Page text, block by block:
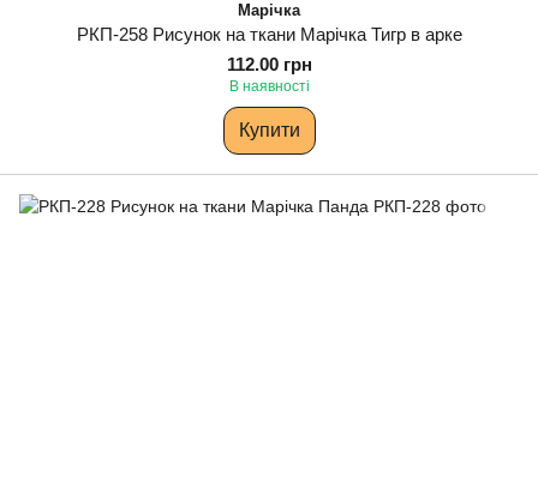
Марічка
РКП-258 Рисунок на ткани Марічка Тигр в арке
112.00 грн
В наявності
Купити